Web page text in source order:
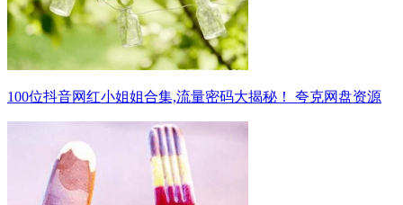
100位抖音网红小姐姐合集,流量密码大揭秘！ 夸克网盘资源